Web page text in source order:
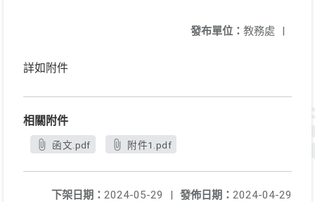
發布單位： 教務處 |
詳如附件
相關附件
函文.pdf 附件1.pdf
發佈日期： 2024-04-29
下架日期： 2024-05-29
|